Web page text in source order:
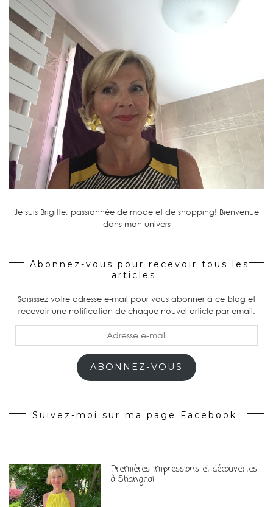
Je suis Brigitte, passionnée de mode et de shopping! Bienvenue
dans mon univers
Abonnez-vous pour recevoir tous les
articles
Saisissez votre adresse e-mail pour vous abonner à ce blog et
recevoir une notification de chaque nouvel article par email.
ABONNEZ-VOUS
Suivez-moi sur ma page Facebook.
Premières impressions et découvertes
à Shanghai